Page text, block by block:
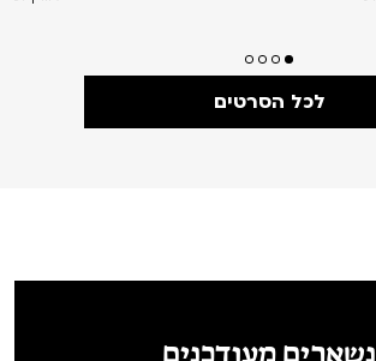
לכל הסרטים
נשארים מעודכנים